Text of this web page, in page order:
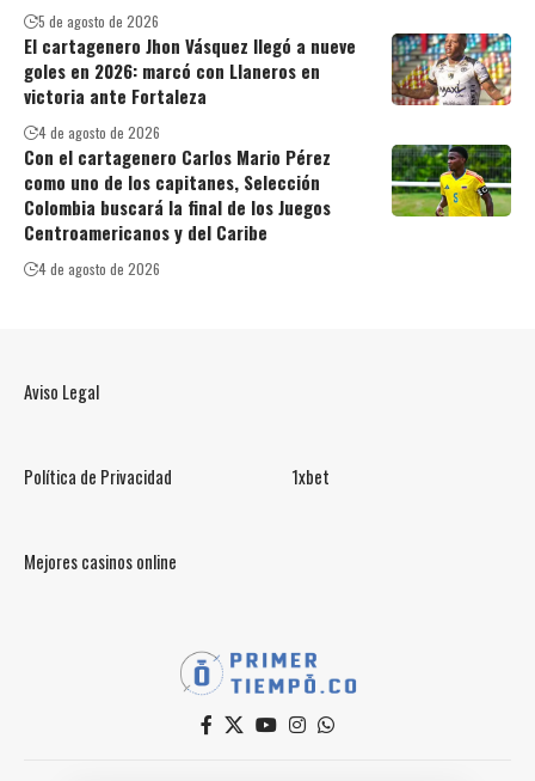
5 de agosto de 2026
El cartagenero Jhon Vásquez llegó a nueve
goles en 2026: marcó con Llaneros en
victoria ante Fortaleza
4 de agosto de 2026
Con el cartagenero Carlos Mario Pérez
como uno de los capitanes, Selección
Colombia buscará la final de los Juegos
Centroamericanos y del Caribe
4 de agosto de 2026
Aviso Legal
Política de Privacidad 1xbet
Mejores casinos online